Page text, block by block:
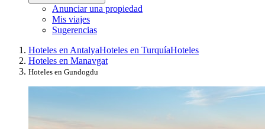
Anunciar una propiedad
Mis viajes
Sugerencias
Hoteles en AntalyaHoteles en TurquíaHoteles
Hoteles en Manavgat
Hoteles en Gundogdu